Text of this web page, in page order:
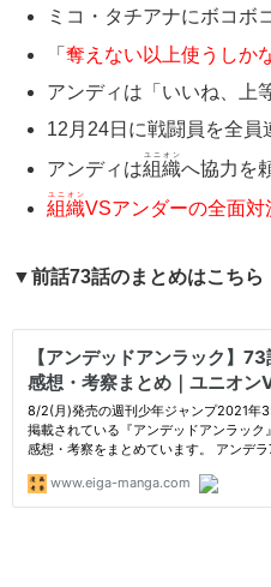
ミコ・タチアナにボコボ
「奪えない以上使うしか
アンディは「いいね、上
12月24日に戦闘員を全員
アンディは組織
ユニオン
へ協力を
組織
ユニオン
VSアンダーの全面対
▼前話73話のまとめはこちら